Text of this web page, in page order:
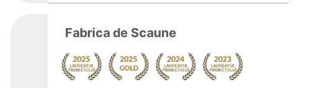
Fabrica de Scaune